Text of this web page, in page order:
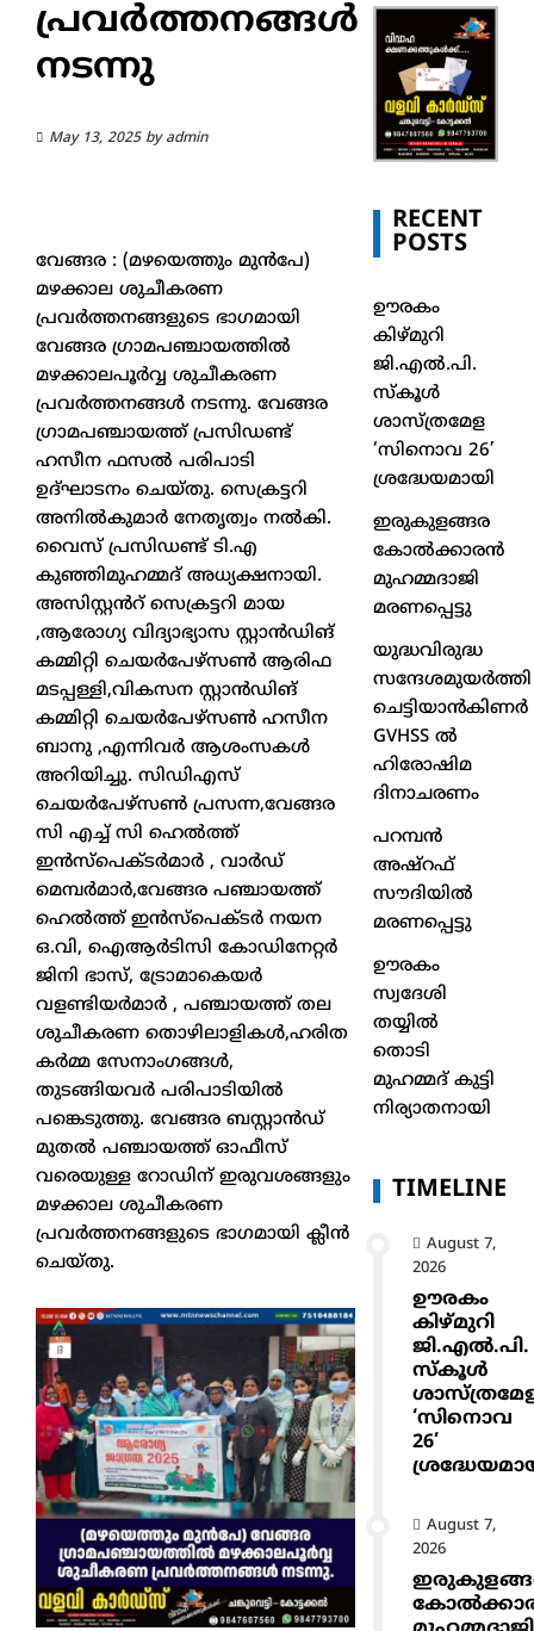
പ്രവർത്തനങ്ങൾ
നടന്നു
May 13, 2025by admin
വേങ്ങര : (മഴയെത്തും മുൻപേ)
മഴക്കാല ശുചീകരണ
പ്രവർത്തനങ്ങളുടെ ഭാഗമായി
വേങ്ങര ഗ്രാമപഞ്ചായത്തിൽ
മഴക്കാലപൂർവ്വ ശുചീകരണ
പ്രവർത്തനങ്ങൾ നടന്നു. വേങ്ങര
ഗ്രാമപഞ്ചായത്ത് പ്രസിഡണ്ട്
ഹസീന ഫസൽ പരിപാടി
ഉദ്ഘാടനം ചെയ്തു. സെക്രട്ടറി
അനിൽകുമാർ നേതൃത്വം നൽകി.
വൈസ് പ്രസിഡണ്ട് ടി.എ
കുഞ്ഞിമുഹമ്മദ് അധ്യക്ഷനായി.
അസിസ്റ്റൻറ് സെക്രട്ടറി മായ
,ആരോഗ്യ വിദ്യാഭ്യാസ സ്റ്റാൻഡിങ്
കമ്മിറ്റി ചെയർപേഴ്സൺ ആരിഫ
മടപ്പള്ളി,വികസന സ്റ്റാൻഡിങ്
കമ്മിറ്റി ചെയർപേഴ്സൺ ഹസീന
ബാനു ,എന്നിവർ ആശംസകൾ
അറിയിച്ചു. സിഡിഎസ്
ചെയർപേഴ്സൺ പ്രസന്ന,വേങ്ങര
സി എച്ച് സി ഹെൽത്ത്
ഇൻസ്പെക്ടർമാർ , വാർഡ്
മെമ്പർമാർ,വേങ്ങര പഞ്ചായത്ത്
ഹെൽത്ത് ഇൻസ്പെക്ടർ നയന
ഒ.വി, ഐആർടിസി കോഡിനേറ്റർ
ജിനി ഭാസ്, ട്രോമാകെയർ
വളണ്ടിയർമാർ , പഞ്ചായത്ത് തല
ശുചീകരണ തൊഴിലാളികൾ,ഹരിത
കർമ്മ സേനാംഗങ്ങൾ,
തുടങ്ങിയവർ പരിപാടിയിൽ
പങ്കെടുത്തു. വേങ്ങര ബസ്റ്റാൻഡ്
മുതൽ പഞ്ചായത്ത് ഓഫീസ്
വരെയുള്ള റോഡിന് ഇരുവശങ്ങളും
മഴക്കാല ശുചീകരണ
പ്രവർത്തനങ്ങളുടെ ഭാഗമായി ക്ലീൻ
ചെയ്തു.
RECENT
POSTS
ഊരകം
കിഴ്മുറി
ജി.എൽ.പി.
സ്കൂൾ
ശാസ്ത്രമേള
‘സിനൊവ 26’
ശ്രദ്ധേയമായി
ഇരുകുളങ്ങര
കോൽക്കാരൻ
മുഹമ്മദാജി
മരണപ്പെട്ടു
യുദ്ധവിരുദ്ധ
സന്ദേശമുയർത്തി
ചെട്ടിയാൻകിണർ
GVHSS ൽ
ഹിരോഷിമ
ദിനാചരണം
പറമ്പൻ
അഷ്‌റഫ്
സൗദിയിൽ
മരണപ്പെട്ടു
ഊരകം
സ്വദേശി
തയ്യിൽ
തൊടി
മുഹമ്മദ് കുട്ടി
നിര്യാതനായി
TIMELINE
August 7,
2026
ഊരകം
കിഴ്മുറി
ജി.എൽ.പി.
സ്കൂൾ
‘സിനൊവ
26’
August 7,
2026